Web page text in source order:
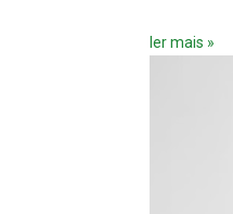
ler mais »